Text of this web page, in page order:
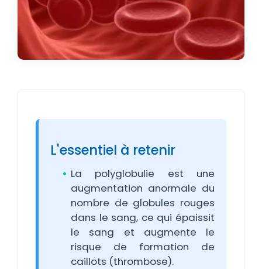
L'essentiel à retenir
La polyglobulie est une
augmentation anormale du
nombre de globules rouges
dans le sang, ce qui épaissit
le sang et augmente le
risque de formation de
caillots (thrombose).